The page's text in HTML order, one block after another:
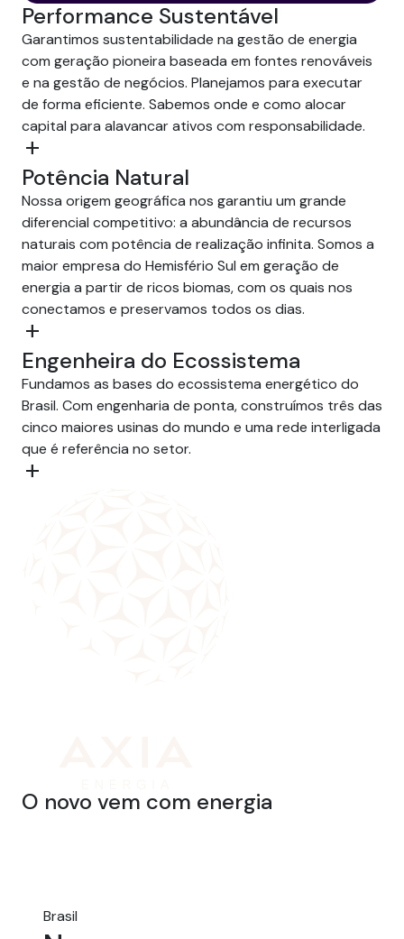
Performance Sustentável
Garantimos sustentabilidade na gestão de energia
com geração pioneira baseada em fontes renováveis
e na gestão de negócios. Planejamos para executar
de forma eficiente. Sabemos onde e como alocar
capital para alavancar ativos com responsabilidade.
add
Potência Natural
Nossa origem geográfica nos garantiu um grande
diferencial competitivo: a abundância de recursos
naturais com potência de realização infinita. Somos a
maior empresa do Hemisfério Sul em geração de
energia a partir de ricos biomas, com os quais nos
conectamos e preservamos todos os dias.
add
Engenheira do Ecossistema
Fundamos as bases do ecossistema energético do
Brasil. Com engenharia de ponta, construímos três das
cinco maiores usinas do mundo e uma rede interligada
que é referência no setor.
add
O novo vem com energia
Brasil